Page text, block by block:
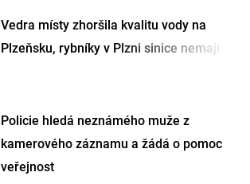
Vedra místy zhoršila kvalitu vody na
Plzeňsku, rybníky v Plzni sinice nemají
Policie hledá neznámého muže z
kamerového záznamu a žádá o pomoc
veřejnost